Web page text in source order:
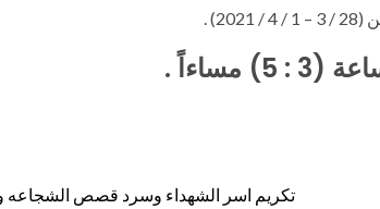
.
.
تكريم اسر الشهداء وسرد قصص الشجاعه